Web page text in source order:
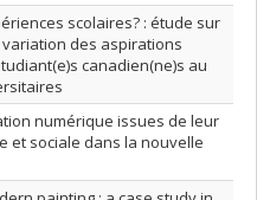
scolaires? : étude sur
des aspirations
canadien(ne)s au
numérique issues de leur
et sociale dans la nouvelle